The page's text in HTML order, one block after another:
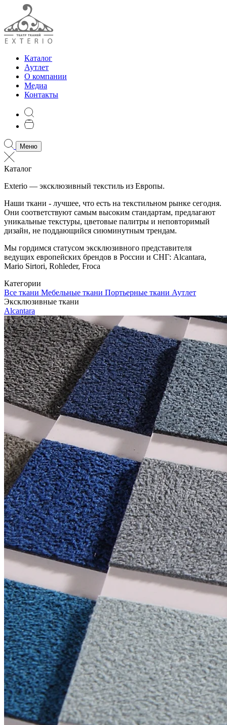
Каталог
Аутлет
О компании
Медиа
Контакты
Меню
Каталог
Exterio — эксклюзивный текстиль из Европы.
Наши ткани - лучшее, что есть на текстильном рынке сегодня.
Они соответствуют самым высоким стандартам, предлагают
уникальные текстуры, цветовые палитры и неповторимый
дизайн, не поддающийся сиюминутным трендам.
Мы гордимся статусом эксклюзивного представителя
ведущих европейских брендов в России и СНГ: Alcantara,
Mario Sirtori, Rohleder, Froca
Категории
Все ткани Мебельные ткани Портьерные ткани Аутлет
Эксклюзивные ткани
Alcantara